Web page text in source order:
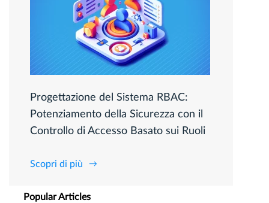
Progettazione del Sistema RBAC:
Potenziamento della Sicurezza con il
Controllo di Accesso Basato sui Ruoli
Scopri di più
Popular Articles